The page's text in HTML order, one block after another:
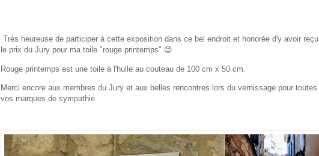
Très heureuse de participer à cette exposition dans ce bel endroit et honorée d'y avoir reçu
le prix du Jury pour ma toile "rouge printemps" 😊
Rouge printemps est une toile à l'huile au couteau de 100 cm x 50 cm.
Merci encore aux membres du Jury et aux belles rencontres lors du vernissage pour toutes
vos marques de sympathie.